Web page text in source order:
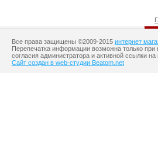
Все права защищены ©2009-2015 интернет
Перепечатка информации возможна только при
согласия администратора и активной ссылки на
Сайт создан в web-студии Beatom.net